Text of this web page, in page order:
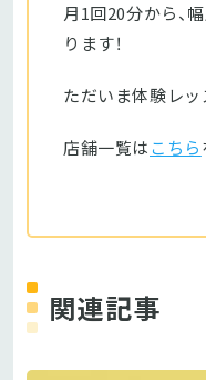
月1回20分から、
ります！
ただいま体験レッ
店舗一覧はこちら
関連記事